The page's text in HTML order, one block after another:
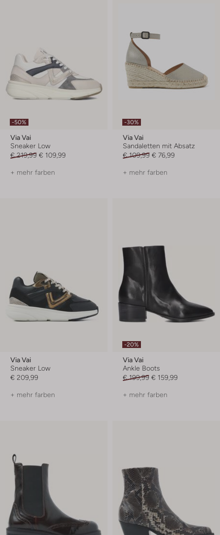
-50%
Via Vai
Sneaker Low
€ 219,99 € 109,99
+ mehr farben
-30%
Via Vai
Sandaletten mit Absatz
€ 109,99 € 76,99
+ mehr farben
Via Vai
Sneaker Low
€ 209,99
+ mehr farben
-20%
Via Vai
Ankle Boots
€ 199,99 € 159,99
+ mehr farben